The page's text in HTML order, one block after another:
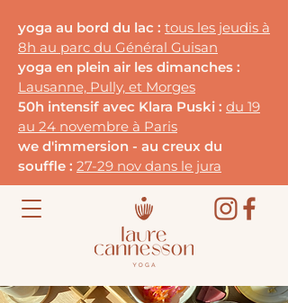
yoga au bord du lac : tous les jeudis à
8h au parc du Général Guisan
yoga en plein air les dimanches :
Lausanne, Pully, et Morges
50h intensif avec Klara Puski : du 19
au 24 novembre à Paris
we d'immersion - au creux du
souffle : 27-29 nov dans le jura